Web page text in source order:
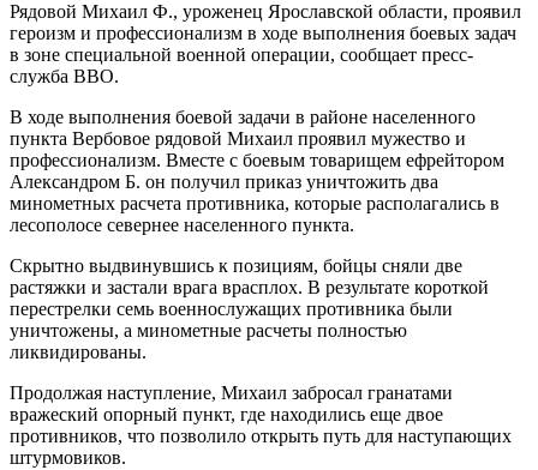
Рядовой Михаил Ф., уроженец Ярославской области, проявил
героизм и профессионализм в ходе выполнения боевых задач
в зоне специальной военной операции, сообщает пресс-
служба ВВО.
В ходе выполнения боевой задачи в районе населенного
пункта Вербовое рядовой Михаил проявил мужество и
профессионализм. Вместе с боевым товарищем ефрейтором
Александром Б. он получил приказ уничтожить два
минометных расчета противника, которые располагались в
лесополосе севернее населенного пункта.
Скрытно выдвинувшись к позициям, бойцы сняли две
растяжки и застали врага врасплох. В результате короткой
перестрелки семь военнослужащих противника были
уничтожены, а минометные расчеты полностью
ликвидированы.
Продолжая наступление, Михаил забросал гранатами
вражеский опорный пункт, где находились еще двое
противников, что позволило открыть путь для наступающих
штурмовиков.